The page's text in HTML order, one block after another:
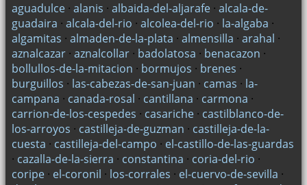
aguadulce· alanis · albaida-del-aljarafe· alcala-de-
guadaira · alcala-del-rio · alcolea-del-rio · la-algaba ·
algamitas · almaden-de-la-plata · almensilla · arahal ·
aznalcazar· aznalcollar· badolatosa · benacazon ·
bollullos-de-la-mitacion · bormujos · brenes ·
burguillos · las-cabezas-de-san-juan · camas · la-
campana · canada-rosal · cantillana · carmona ·
carrion-de-los-cespedes · casariche· castilblanco-de-
los-arroyos · castilleja-de-guzman · castilleja-de-la-
cuesta · castilleja-del-campo · el-castillo-de-las-guardas
· cazalla-de-la-sierra · constantina · coria-del-rio ·
coripe· el-coronil · los-corrales · el-cuervo-de-sevilla ·